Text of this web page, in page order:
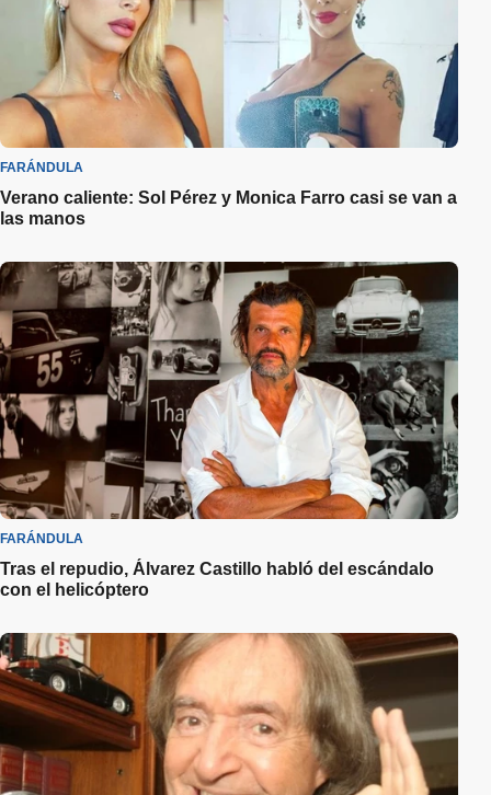
FARÁNDULA
Verano caliente: Sol Pérez y Monica Farro casi se van a
las manos
FARÁNDULA
Tras el repudio, Álvarez Castillo habló del escándalo
con el helicóptero